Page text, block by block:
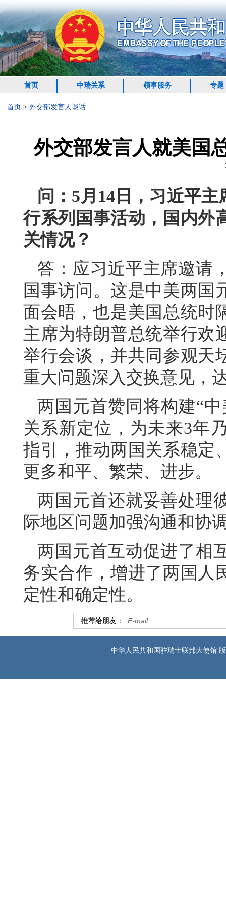
首页 中瑞关系 领事服务 专题
首页 > 外交部发言人谈话
外交部发言人就美国
问：5月14日，习近平
行系列国事活动，国内外
关情况？
答：应习近平主席邀请
国事访问。这是中美两国
面会晤，也是美国总统时
主席为特朗普总统举行欢
举行会谈，并共同参观天
重大问题深入交换意见，
两国元首赞同将构建“
关系新定位，为未来3年
指引，推动两国关系稳定
更多和平、繁荣、进步。
两国元首还就妥善处理
际地区问题加强沟通和协
两国元首互动促进了相
务实合作，增进了两国人
定性和确定性。
推荐给朋友：
中华人民共和国驻瑞士联邦大使馆